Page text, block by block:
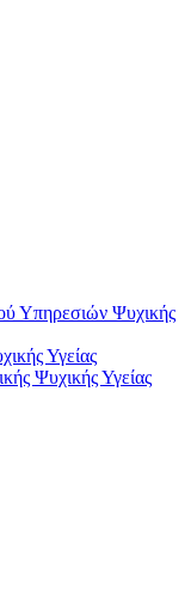
Υπηρεσιών Ψυχικής
Υγείας
Ψυχικής Υγείας